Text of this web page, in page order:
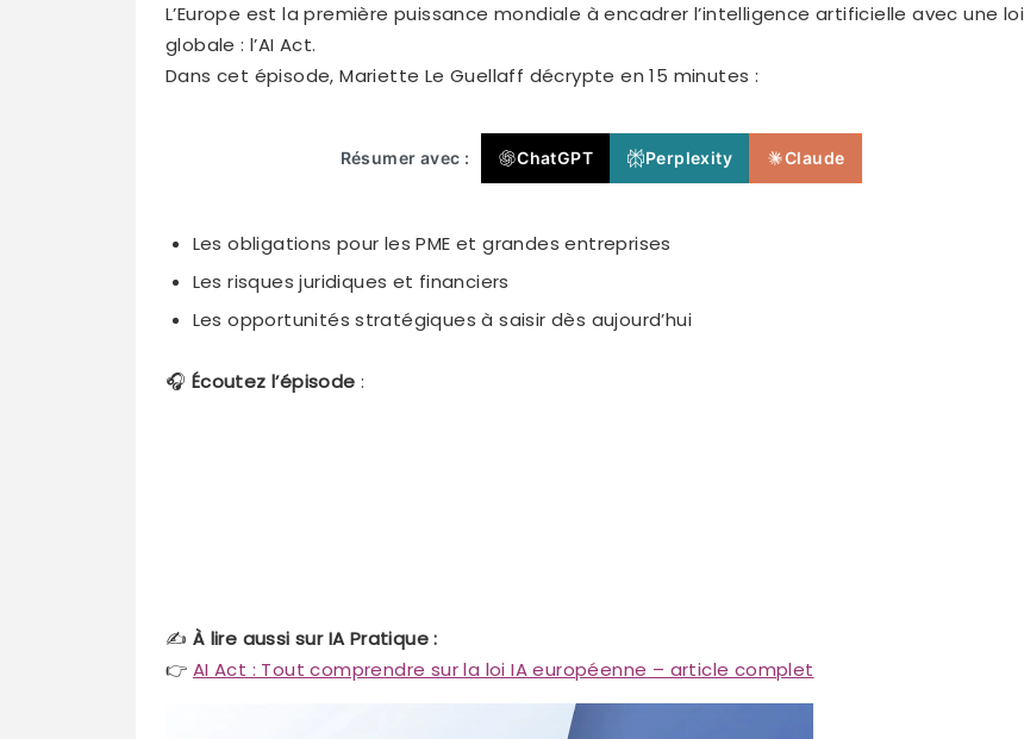
L’Europe est la première puissance mondiale à encadrer l’intelligence artificielle avec une loi
globale : l’AI Act.
Dans cet épisode, Mariette Le Guellaff décrypte en 15 minutes :
Résumer avec : ChatGPT Perplexity Claude
Les obligations pour les PME et grandes entreprises
Les risques juridiques et financiers
Les opportunités stratégiques à saisir dès aujourd’hui
🎧 Écoutez l’épisode :
✍️ À lire aussi sur IA Pratique :
👉 AI Act : Tout comprendre sur la loi IA européenne – article complet